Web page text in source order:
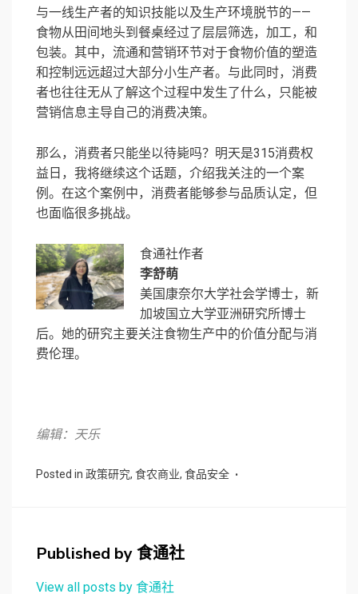
与一线生产者的知识技能以及生产环境脱节的——
食物从田间地头到餐桌经过了层层筛选，加工，和
包装。其中，流通和营销环节对于食物价值的塑造
和控制远远超过大部分小生产者。与此同时，消费
者也往往无从了解这个过程中发生了什么，只能被
营销信息主导自己的消费决策。
那么，消费者只能坐以待毙吗？明天是315消费权
益日，我将继续这个话题，介绍我关注的一个案
例。在这个案例中，消费者能够参与品质认定，但
也面临很多挑战。
食通社作者
李舒萌
美国康奈尔大学社会学博士，新
加坡国立大学亚洲研究所博士
后。她的研究主要关注食物生产中的价值分配与消
费伦理。
编辑：天乐
Posted in 政策研究, 食农商业, 食品安全
Published by食通社
View all posts by 食通社